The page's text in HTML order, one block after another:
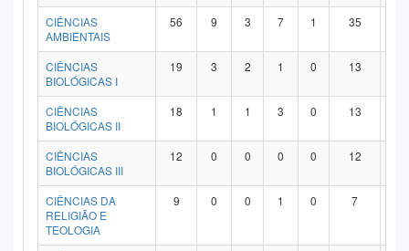
CIÊNCIAS
AMBIENTAIS
56 9 3 7 1 35
CIÊNCIAS
BIOLÓGICAS I
19 3 2 1 0 13
CIÊNCIAS
BIOLÓGICAS II
18 1 1 3 0 13
CIÊNCIAS
BIOLÓGICAS III
12 0 0 0 0 12
CIÊNCIAS DA
RELIGIÃO E
TEOLOGIA
9 0 0 1 0 7